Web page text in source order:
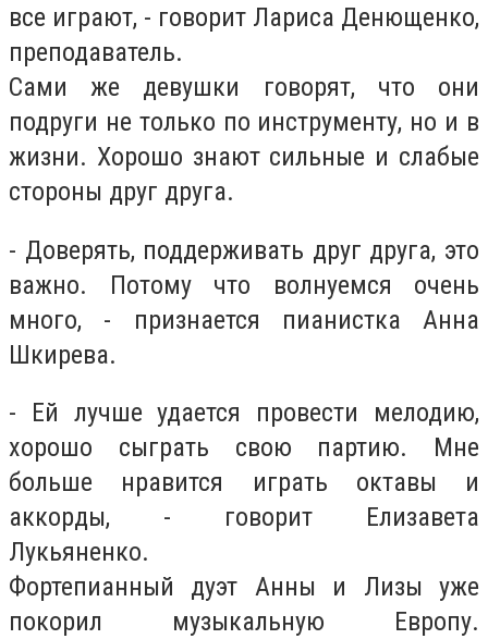
все играют, - говорит Лариса Денющенко,
преподаватель.
Сами же девушки говорят, что они
подруги не только по инструменту, но и в
жизни. Хорошо знают сильные и слабые
стороны друг друга.
- Доверять, поддерживать друг друга, это
важно. Потому что волнуемся очень
много, - признается пианистка Анна
Шкирева.
- Ей лучше удается провести мелодию,
хорошо сыграть свою партию. Мне
больше нравится играть октавы и
аккорды, - говорит Елизавета
Лукьяненко.
Фортепианный дуэт Анны и Лизы уже
покорил музыкальную Европу.